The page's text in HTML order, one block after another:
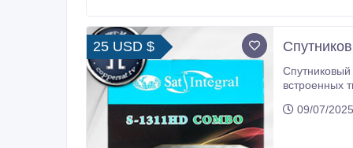
25 USD $
встроенных
выводом
09/07/